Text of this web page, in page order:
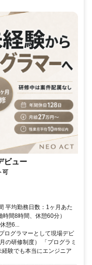
ビュー
可
平均勤務日数：1ヶ月あた
間8時間、休憩60分）
憩6...
ログラマーとして現場デビ
の研修制度） 「プログラミ
験でも本当にエンジニア